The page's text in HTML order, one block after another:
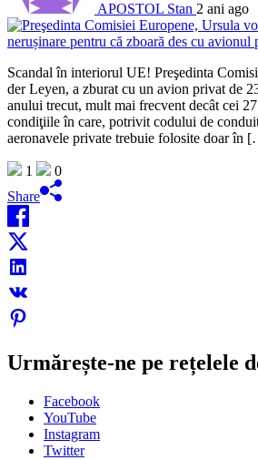
APOSTOL Stan 2 ani ago
Scandal în interiorul UE! Preşedinta
der Leyen, a zburat cu un avion privat de
anului trecut, mult mai frecvent decât cei
condiţiile în care, potrivit codului de
aeronavele private trebuie folosite doar în
1
0
Share
Urmărește-ne pe rețelele
Facebook
YouTube
Instagram
Twitter